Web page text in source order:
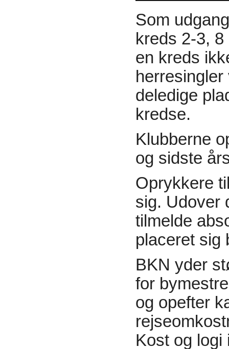
Som
kreds 2-3,
en kreds
deledige
kredse.
Klubberne
og sidste
Oprykkere
sig. Udover
tilmelde
placeret sig
BKN yder
for
og opefter
Kost og logi